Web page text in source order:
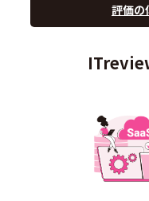
評価の